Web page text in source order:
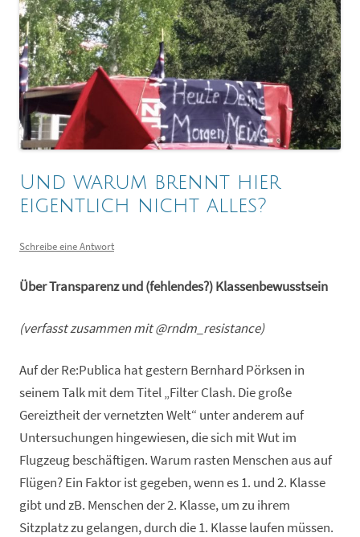
Und warum brennt hier
eigentlich nicht alles?
Schreibe eine Antwort
Über Transparenz und (fehlendes?) Klassenbewusstsein
(verfasst zusammen mit @rndm_resistance)
Auf der Re:Publica hat gestern Bernhard Pörksen in
seinem Talk mit dem Titel „Filter Clash. Die große
Gereiztheit der vernetzten Welt“ unter anderem auf
Untersuchungen hingewiesen, die sich mit Wut im
Flugzeug beschäftigen. Warum rasten Menschen aus auf
Flügen? Ein Faktor ist gegeben, wenn es 1. und 2. Klasse
gibt und zB. Menschen der 2. Klasse, um zu ihrem
Sitzplatz zu gelangen, durch die 1. Klasse laufen müssen.